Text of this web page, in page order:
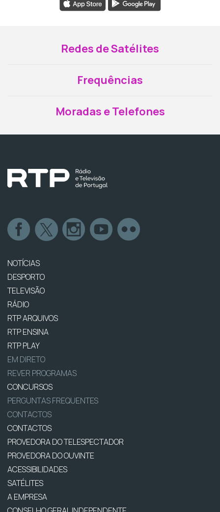
Redes de Satélites
Frequências
Moradas e Telefones
NOTÍCIAS
DESPORTO
TELEVISÃO
RÁDIO
RTP ARQUIVOS
RTP ENSINA
RTP PLAY
EM DIRETO
REVER PROGRAMAS
CONCURSOS
PERGUNTAS FREQUENTES
CONTACTOS
CONTACTOS
PROVEDORA DO TELESPECTADOR
PROVEDORA DO OUVINTE
ACESSIBILIDADES
SATÉLITES
A EMPRESA